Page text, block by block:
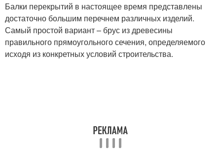
Балки перекрытий в настоящее время представлены
достаточно большим перечнем различных изделий.
Самый простой вариант – брус из древесины
правильного прямоугольного сечения, определяемого
исходя из конкретных условий строительства.